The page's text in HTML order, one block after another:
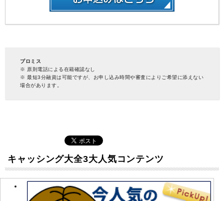
プロミス
※ 原則電話による在籍確認なし
※ 最短3分融資は可能ですが、お申し込み時間や審査によりご希望に添えない
場合があります。
キャッシング大全3大人気コンテンツ